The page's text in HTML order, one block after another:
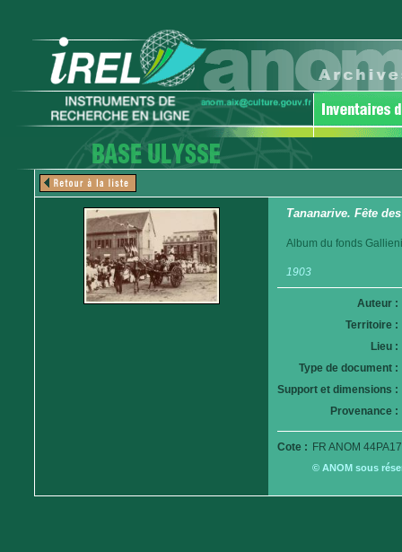
Tananarive. Fête
Album du fonds
1903
Auteur :
Territoire :
Lieu :
Type de document :
Support et dimensions :
Provenance :
Cote : FR ANOM
© ANOM sous